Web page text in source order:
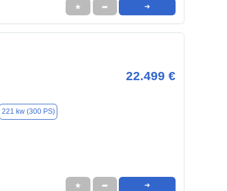
★ ➦ ➜
22.499 €
221 kw (300 PS)
★ ➦ ➜